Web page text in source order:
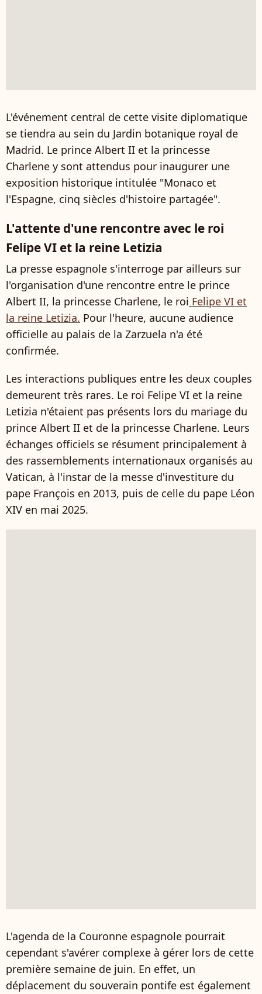
L'événement central de cette visite diplomatique
se tiendra au sein du Jardin botanique royal de
Madrid. Le prince Albert II et la princesse
Charlene y sont attendus pour inaugurer une
exposition historique intitulée "Monaco et
l'Espagne, cinq siècles d'histoire partagée".
L'attente d'une rencontre avec le roi
Felipe VI et la reine Letizia
La presse espagnole s'interroge par ailleurs sur
l'organisation d'une rencontre entre le prince
Albert II, la princesse Charlene, le roi Felipe VI et
la reine Letizia. Pour l'heure, aucune audience
officielle au palais de la Zarzuela n'a été
confirmée.
Les interactions publiques entre les deux couples
demeurent très rares. Le roi Felipe VI et la reine
Letizia n'étaient pas présents lors du mariage du
prince Albert II et de la princesse Charlene. Leurs
échanges officiels se résument principalement à
des rassemblements internationaux organisés au
Vatican, à l'instar de la messe d'investiture du
pape François en 2013, puis de celle du pape Léon
XIV en mai 2025.
L'agenda de la Couronne espagnole pourrait
cependant s'avérer complexe à gérer lors de cette
première semaine de juin. En effet, un
déplacement du souverain pontife est également